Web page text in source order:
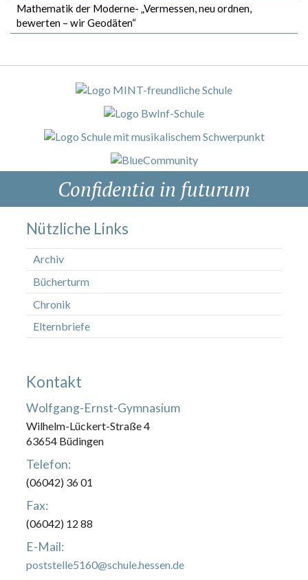
Mathematik der Moderne- „Vermessen, neu ordnen,
bewerten – wir Geodäten“
Confidentia in futurum
Nützliche Links
Archiv
Bücherturm
Chronik
Elternbriefe
Kontakt
Wolfgang-Ernst-Gymnasium
Wilhelm-Lückert-Straße 4
63654 Büdingen
Telefon:
(06042) 36 01
Fax:
(06042) 12 88
E-Mail:
poststelle5160@schule.hessen.de